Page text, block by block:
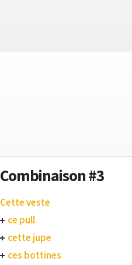
Combinaison #3
Cette veste
ce pull
cette jupe
ces bottines